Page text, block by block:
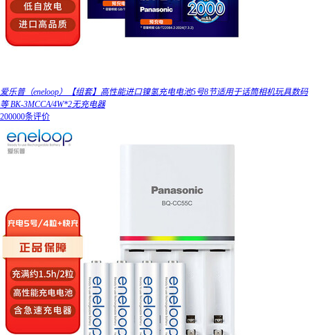
爱乐普（eneloop）【组套】高性能进口镍氢充电电池5号8节适用于话筒相机玩具数码
等 BK-3MCCA/4W*2无充电器
200000条评价